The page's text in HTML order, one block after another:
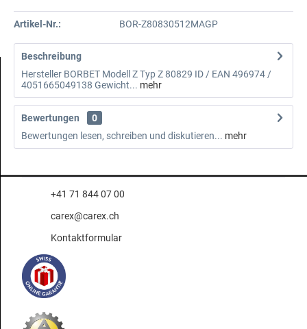
Artikel-Nr.: BOR-Z80830512MAGP
Beschreibung
Hersteller BORBET Modell Z Typ Z 80829 ID / EAN 496974 /
4051665049138 Gewicht... mehr
Bewertungen
0
Bewertungen lesen, schreiben und diskutieren... mehr
+41 71 844 07 00
carex@carex.ch
Kontaktformular